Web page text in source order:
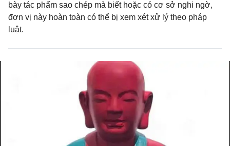
bày tác phẩm sao chép mà biết hoặc có cơ sở nghi ngờ,
đơn vị này hoàn toàn có thể bị xem xét xử lý theo pháp
luật.